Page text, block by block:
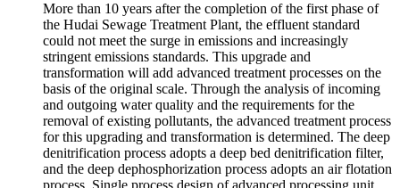
More than 10 years after the completion of the first phase of
the Hudai Sewage Treatment Plant, the effluent standard
could not meet the surge in emissions and increasingly
stringent emissions standards. This upgrade and
transformation will add advanced treatment processes on the
basis of the original scale. Through the analysis of incoming
and outgoing water quality and the requirements for the
removal of existing pollutants, the advanced treatment process
for this upgrading and transformation is determined. The deep
denitrification process adopts a deep bed denitrification filter,
and the deep dephosphorization process adopts an air flotation